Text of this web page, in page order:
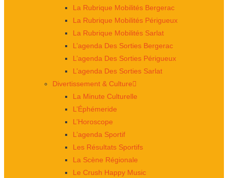
La Rubrique Mobilités Bergerac
La Rubrique Mobilités Périgueux
La Rubrique Mobilités Sarlat
L’agenda Des Sorties Bergerac
L’agenda Des Sorties Périgueux
L’agenda Des Sorties Sarlat
Divertissement & Culture
La Minute Culturelle
L’Éphémeride
L’Horoscope
L’agenda Sportif
Les Résultats Sportifs
La Scène Régionale
Le Crush Happy Music